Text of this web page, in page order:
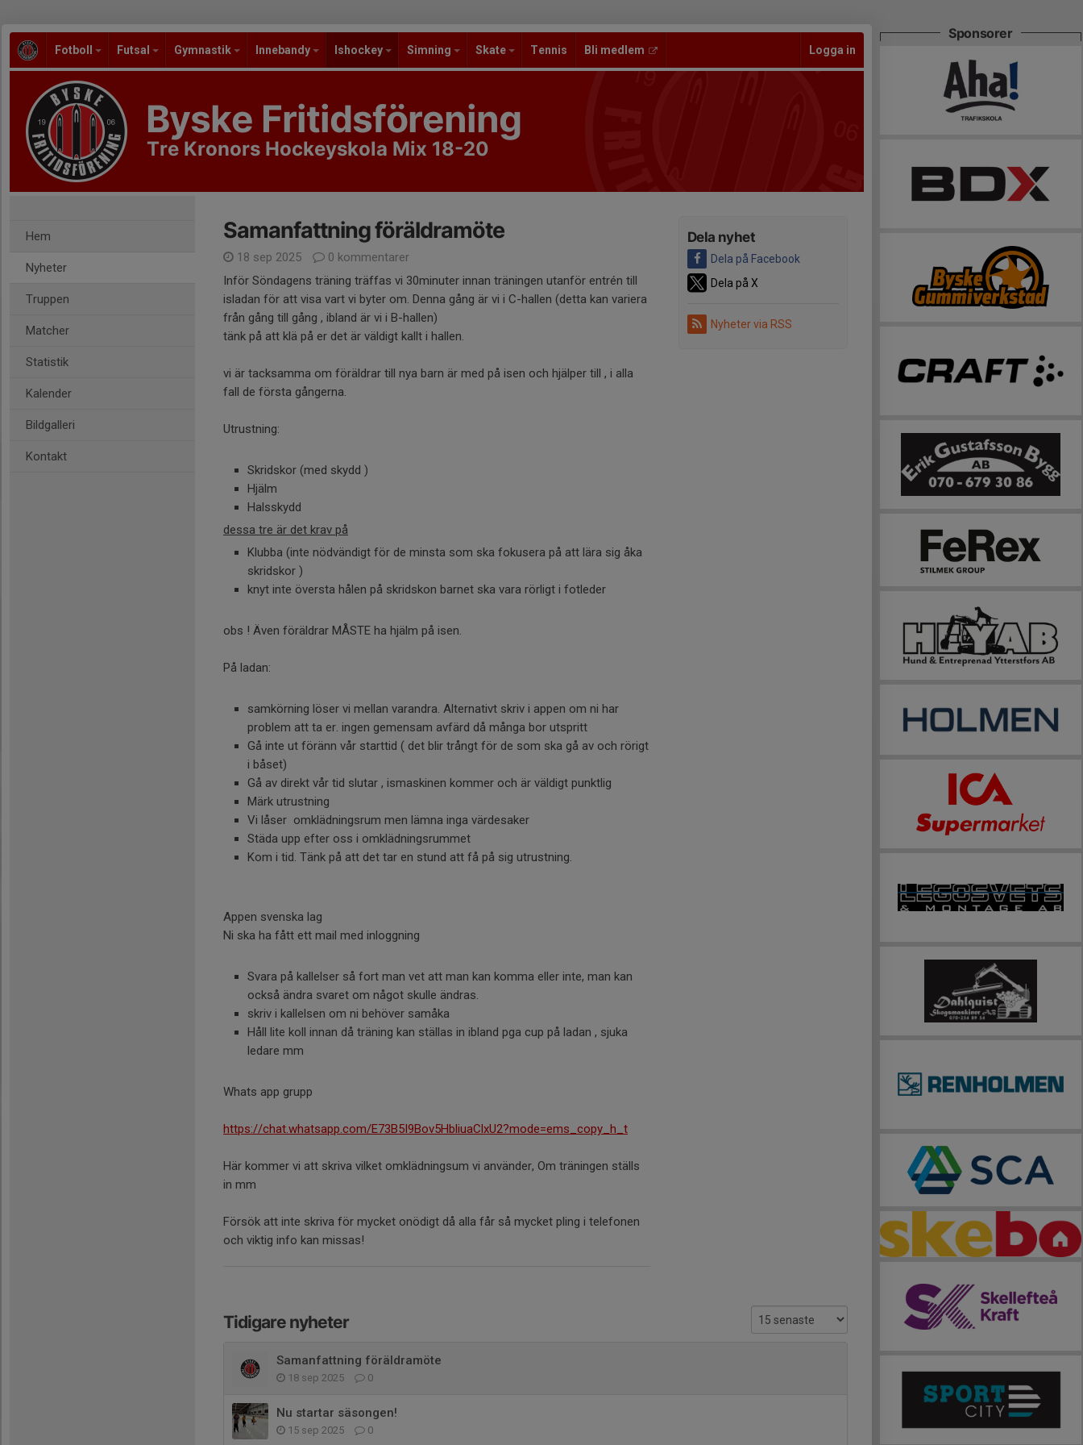
Fotboll Futsal Gymnastik Innebandy Ishockey Simning Skate Tennis Bli medlem Logga in
Byske Fritidsförening
Tre Kronors Hockeyskola Mix 18-20
Hem
Nyheter
Truppen
Matcher
Statistik
Kalender
Bildgalleri
Kontakt
Dela nyhet
Dela på Facebook
Dela på X
Nyheter via RSS
Samanfattning föräldramöte
18 sep 2025
0 kommentarer
Inför Söndagens träning träffas vi 30minuter innan träningen utanför entrén till
isladan för att visa vart vi byter om. Denna gång är vi i C-hallen (detta kan variera
från gång till gång , ibland är vi i B-hallen)
tänk på att klä på er det är väldigt kallt i hallen.
vi är tacksamma om föräldrar till nya barn är med på isen och hjälper till , i alla
fall de första gångerna.
Utrustning:
Skridskor (med skydd )
Hjälm
Halsskydd
dessa tre är det krav på
Klubba (inte nödvändigt för de minsta som ska fokusera på att lära sig åka
skridskor )
knyt inte översta hålen på skridskon barnet ska vara rörligt i fotleder
obs ! Även föräldrar MÅSTE ha hjälm på isen.
På ladan:
samkörning löser vi mellan varandra. Alternativt skriv i appen om ni har
problem att ta er. ingen gemensam avfärd då många bor utspritt
Gå inte ut föränn vår starttid ( det blir trångt för de som ska gå av och rörigt
i båset)
Gå av direkt vår tid slutar , ismaskinen kommer och är väldigt punktlig
Märk utrustning
Vi låser omklädningsrum men lämna inga värdesaker
Städa upp efter oss i omklädningsrummet
Kom i tid. Tänk på att det tar en stund att få på sig utrustning.
Appen svenska lag
Ni ska ha fått ett mail med inloggning
Svara på kallelser så fort man vet att man kan komma eller inte, man kan
också ändra svaret om något skulle ändras.
skriv i kallelsen om ni behöver samåka
Håll lite koll innan då träning kan ställas in ibland pga cup på ladan , sjuka
ledare mm
Whats app grupp
https://chat.whatsapp.com/E73B5I9Bov5HbliuaClxU2?mode=ems_copy_h_t
Här kommer vi att skriva vilket omklädningsum vi använder, Om träningen ställs
in mm
Försök att inte skriva för mycket onödigt då alla får så mycket pling i telefonen
och viktig info kan missas!
Tidigare nyheter
Samanfattning föräldramöte
18 sep 2025 0
Nu startar säsongen!
15 sep 2025 0
Sponsorer